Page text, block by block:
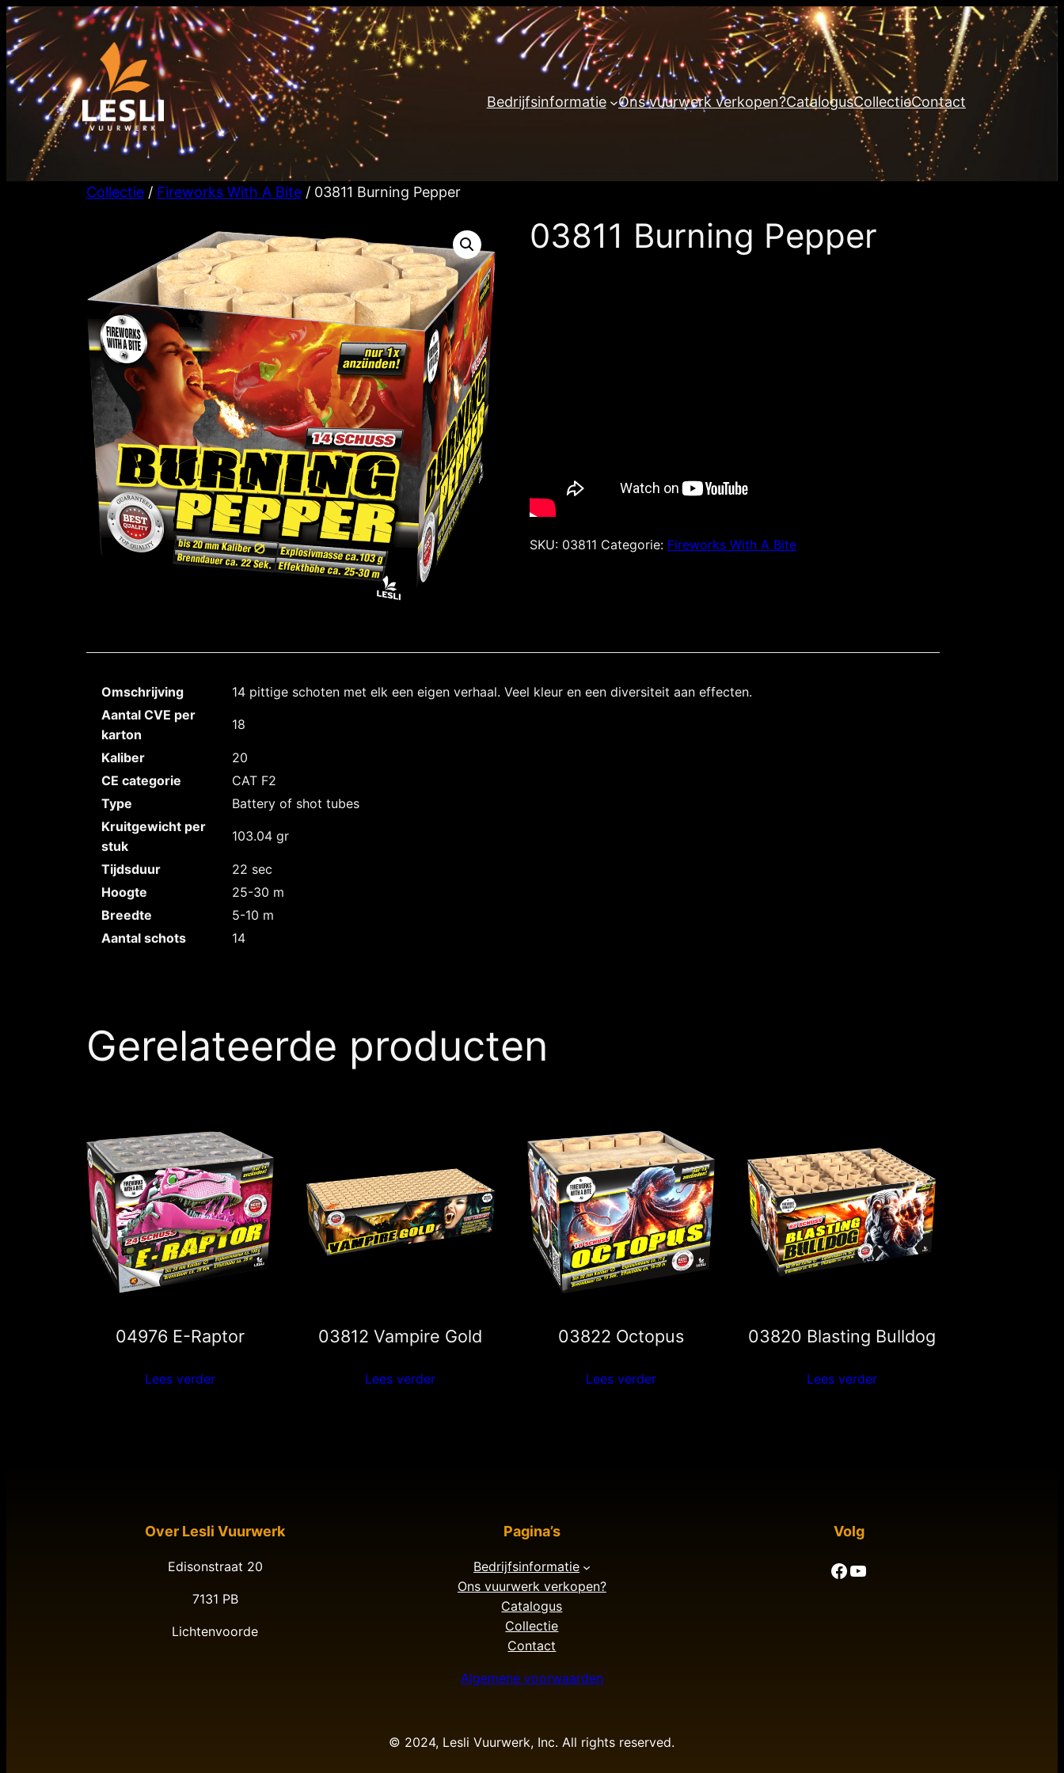
Ga
naar
de
inhoud
Bedrijfsinformatie
Ons vuurwerk verkopen?CatalogusCollectieContact
Collectie/ Fireworks With A Bite/ 03811 Burning Pepper
03811 Burning Pepper
SKU: 03811 Categorie: Fireworks With A Bite
Omschrijving
14 pittige schoten met elk een eigen verhaal. Veel kleur en een diversiteit aan effecten.
Aantal CVE per
karton
18
Kaliber
20
CE categorie
CAT F2
Type
Battery of shot tubes
Kruitgewicht per
stuk
103.04 gr
Tijdsduur
22 sec
Hoogte
25-30 m
Breedte
5-10 m
Aantal schots
14
Gerelateerde producten
04976 E-Raptor
Lees verder
03812 Vampire Gold
Lees verder
03822 Octopus
Lees verder
03820 Blasting Bulldog
Lees verder
Over Lesli Vuurwerk
Edisonstraat 20
7131 PB
Lichtenvoorde
Pagina’s
Bedrijfsinformatie
Ons vuurwerk verkopen?
Catalogus
Collectie
Contact
Algemene voorwaarden
Volg
Facebook YouTube
© 2024, Lesli Vuurwerk, Inc. All rights reserved.